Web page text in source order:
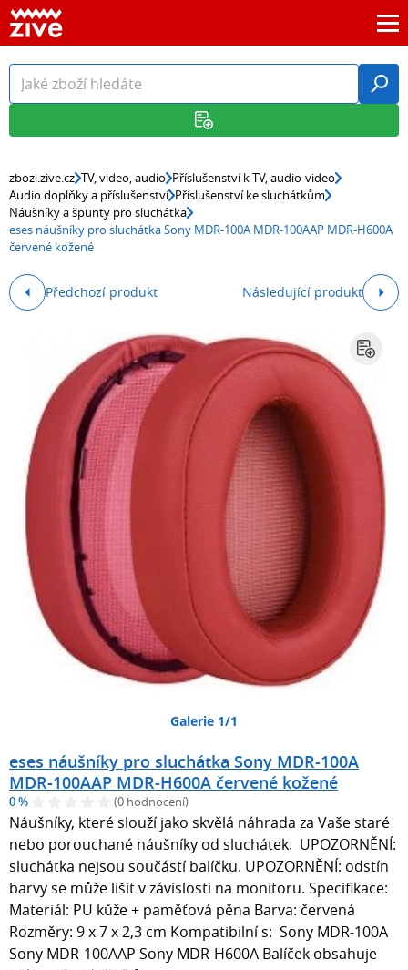
zbozi.zive.cz TV, video, audio Příslušenství k TV, audio-video
Audio doplňky a příslušenství Příslušenství ke sluchátkům
Náušníky a špunty pro sluchátka
eses náušníky pro sluchátka Sony MDR-100A MDR-100AAP MDR-H600A
červené kožené
Předchozí produkt Následující produkt
Galerie 1/1
eses náušníky pro sluchátka Sony MDR-100A
MDR-100AAP MDR-H600A červené kožené
0 % (0 hodnocení)
Náušníky, které slouží jako skvělá náhrada za Vaše staré
nebo porouchané náušníky od sluchátek. UPOZORNĚNÍ:
sluchátka nejsou součástí balíčku. UPOZORNĚNÍ: odstín
barvy se může lišit v závislosti na monitoru. Specifikace:
Materiál: PU kůže + paměťová pěna Barva: červená
Rozměry: 9 x 7 x 2,3 cm Kompatibilní s: Sony MDR-100A
Sony MDR-100AAP Sony MDR-H600A Balíček obsahuje